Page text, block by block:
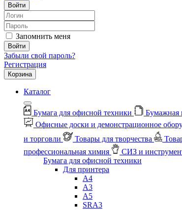
Войти
Запомнить меня
Войти
Забыли свой пароль?
Регистрация
Корзина
Каталог
Бумага для офисной техники Бумажная
Офисные доски и демонстрационное
и торговли
Товары для творчества
профессиональная химия
СИЗ и
Бумага для офисной техники
Для принтера
А4
А3
А5
SRA3